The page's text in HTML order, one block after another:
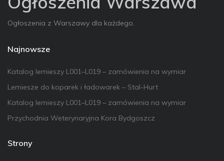
Ogłoszenia z Warszawy dla każdego.
Najnowsze
Katalog lemieszy L001–L019 – zamówienia na wymiar
Lemiesze do koparek i ładowarek – Stal-Hurt
Katalog lemieszy L001–L019 – zamówienia na wymiar
Przychodnia Weterynaryjna Kora Bydgoszcz
Strony